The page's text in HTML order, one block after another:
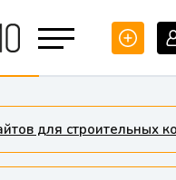
для строительных